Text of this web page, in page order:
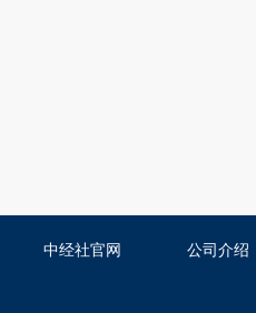
中经社官网 公司介绍